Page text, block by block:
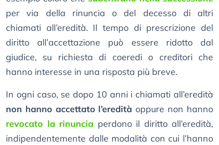
per via della rinuncia o del decesso di altri
chiamati all’eredità. Il tempo di prescrizione del
diritto all’accettazione può essere ridotto dal
giudice, su richiesta di coeredi o creditori che
hanno interesse in una risposta più breve.
In ogni caso, se dopo 10 anni i chiamati all’eredità
non hanno accettato l’eredità oppure non hanno
revocato la rinuncia perdono il diritto all’eredità,
indipendentemente dalle modalità con cui l’hanno